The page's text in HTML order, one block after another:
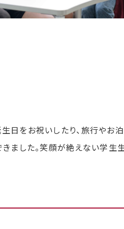
日をお祝いしたり、旅行やお
ました。笑顔が絶えない学生